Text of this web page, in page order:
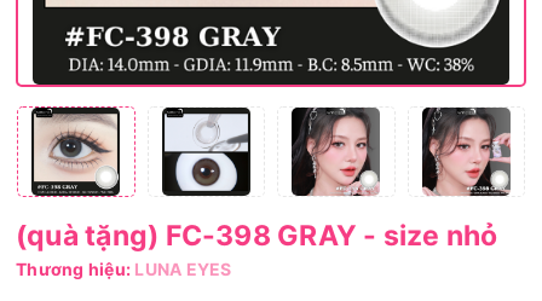
(quà tặng) FC-398 GRAY - size nhỏ
Thương hiệu: LUNA EYES